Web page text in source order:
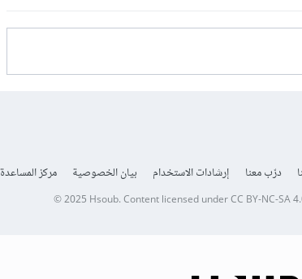
درّب معنا إرشادات الاستخدام بيان الخصوصية مركز المساعدة
© 2025 Hsoub.Content licensed underCC BY-NC-SA